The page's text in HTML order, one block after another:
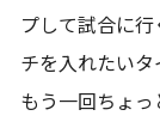
プして試合に
チを入れたいタ
もう一回ちょっ